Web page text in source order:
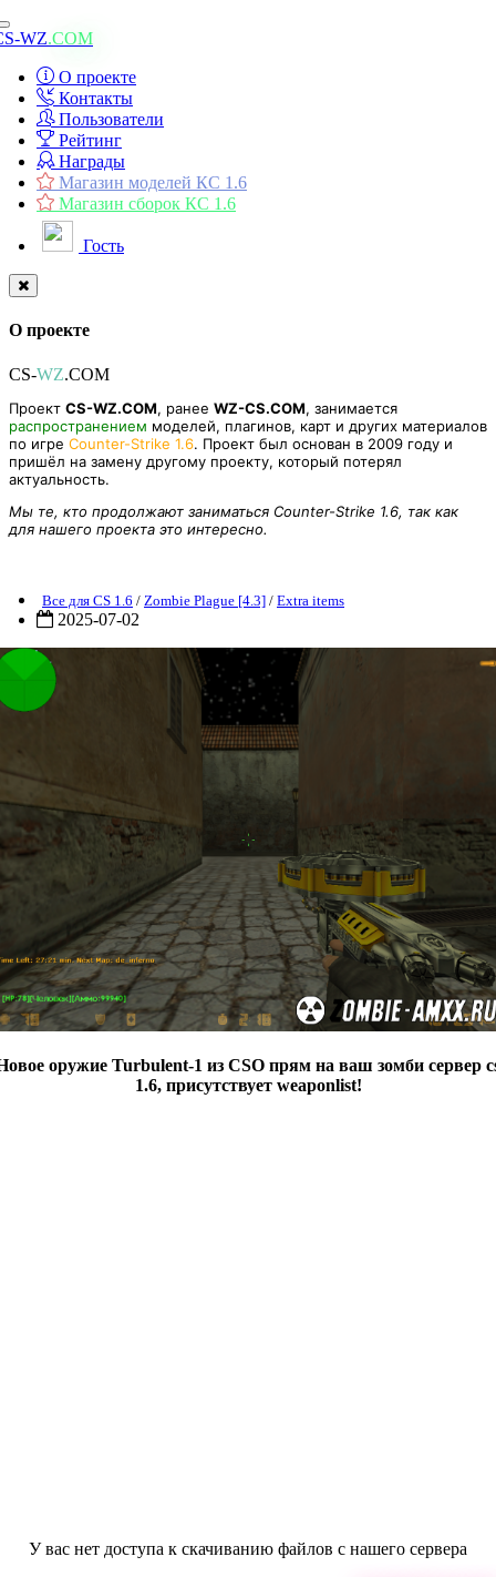
Toggle
navigation
WZ.COM
О проекте
Контакты
Пользователи
Рейтинг
Награды
Магазин моделей КС 1.6
Магазин сборок КС 1.6
Гость
О проекте
CS-WZ.COM
Проект CS-WZ.COM, ранее WZ-CS.COM, занимается
распространением моделей, плагинов, карт и других материалов
по игре Counter-Strike 1.6. Проект был основан в 2009 году и
пришёл на замену другому проекту, который потерял
актуальность.
Мы те, кто продолжают заниматься Counter-Strike 1.6, так как
для нашего проекта это интересно.
Все для CS 1.6 / Zombie Plague [4.3] / Extra items
2025-07-02
оружие Turbulent-1 из CSO прям на ваш зомби сервер
1.6, присутствует weaponlist!
У вас нет доступа к скачиванию файлов с нашего сервера